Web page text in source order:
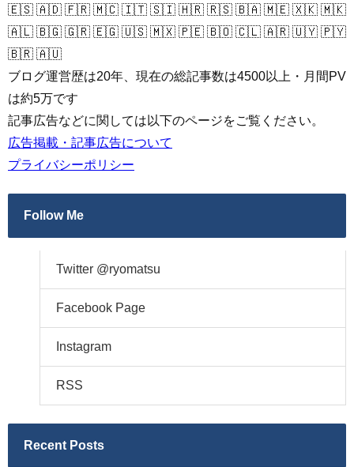
🇪🇸 🇦🇩 🇫🇷 🇲🇨 🇮🇹 🇸🇮 🇭🇷 🇷🇸 🇧🇦 🇲🇪 🇽🇰 🇲🇰
🇦🇱 🇧🇬 🇬🇷 🇪🇬 🇺🇸 🇲🇽 🇵🇪 🇧🇴 🇨🇱 🇦🇷 🇺🇾 🇵🇾
🇧🇷 🇦🇺
ブログ運営歴は20年、現在の総記事数は4500以上・月間PV
は約5万です
記事広告などに関しては以下のページをご覧ください。
広告掲載・記事広告について
プライバシーポリシー
Follow Me
Twitter @ryomatsu
Facebook Page
Instagram
RSS
Recent Posts